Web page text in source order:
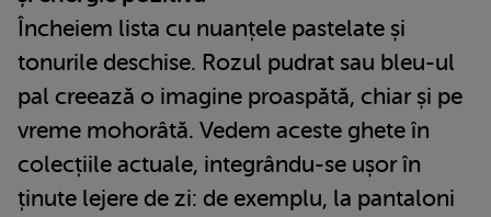
Încheiem lista cu nuanțele pastelate și
tonurile deschise. Rozul pudrat sau bleu-ul
pal creează o imagine proaspătă, chiar și pe
vreme mohorâtă. Vedem aceste ghete în
colecțiile actuale, integrându-se ușor în
ținute lejere de zi: de exemplu, la pantaloni